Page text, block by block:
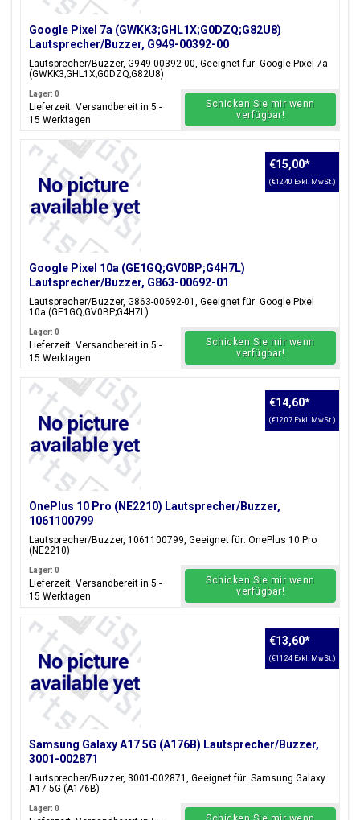
Google Pixel 7a (GWKK3;GHL1X;G0DZQ;G82U8)
Lautsprecher/Buzzer, G949-00392-00
Lautsprecher/Buzzer, G949-00392-00, Geeignet für: Google Pixel 7a
(GWKK3;GHL1X;G0DZQ;G82U8)
Lager: 0
Lieferzeit: Versandbereit in 5 -
15 Werktagen
Schicken Sie mir wenn
verfügbar!
Google Pixel 10a (GE1GQ;GV0BP;G4H7L)
Lautsprecher/Buzzer, G863-00692-01
Lautsprecher/Buzzer, G863-00692-01, Geeignet für: Google Pixel
10a (GE1GQ;GV0BP;G4H7L)
€15,00*
(€12,40 Exkl. MwSt.)
Lager: 0
Lieferzeit: Versandbereit in 5 -
15 Werktagen
Schicken Sie mir wenn
verfügbar!
OnePlus 10 Pro (NE2210) Lautsprecher/Buzzer,
1061100799
Lautsprecher/Buzzer, 1061100799, Geeignet für: OnePlus 10 Pro
(NE2210)
€14,60*
(€12,07 Exkl. MwSt.)
Lager: 0
Lieferzeit: Versandbereit in 5 -
15 Werktagen
Schicken Sie mir wenn
verfügbar!
Samsung Galaxy A17 5G (A176B) Lautsprecher/Buzzer,
3001-002871
Lautsprecher/Buzzer, 3001-002871, Geeignet für: Samsung Galaxy
A17 5G (A176B)
€13,60*
(€11,24 Exkl. MwSt.)
Lager: 0